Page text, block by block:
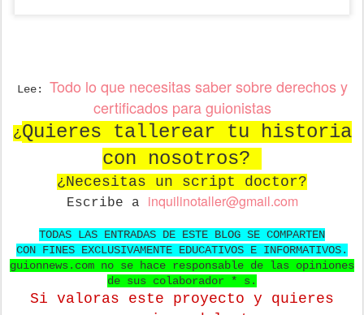
Lee: Todo lo que necesitas saber sobre derechos y
certificados para guionistas
¿Quieres tallerear tu historia
con nosotros?
¿Necesitas un script doctor?
Escribe a inquilinotaller@gmail.com
TODAS LAS ENTRADAS DE ESTE BLOG SE COMPARTEN
CON FINES EXCLUSIVAMENTE EDUCATIVOS E INFORMATIVOS.
guionnews.com no se hace responsable de las opiniones
de sus colaborador * s.
Si valoras este proyecto y quieres